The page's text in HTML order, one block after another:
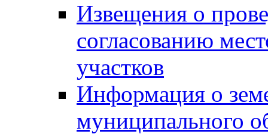
Извещения о
согласованию
участков
Информация о
муниципального